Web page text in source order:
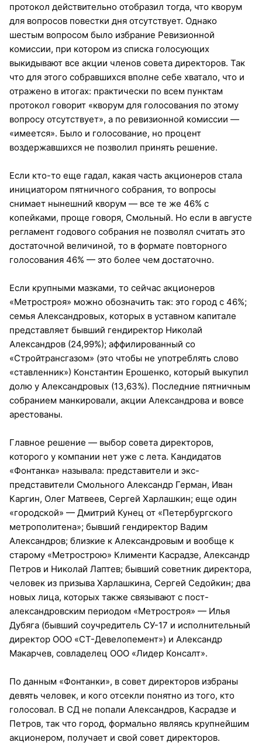
протокол действительно отобразил тогда, что кворум
для вопросов повестки дня отсутствует. Однако
шестым вопросом было избрание Ревизионной
комиссии, при котором из списка голосующих
выкидывают все акции членов совета директоров. Так
что для этого собравшихся вполне себе хватало, что и
отражено в итогах: практически по всем пунктам
протокол говорит «кворум для голосования по этому
вопросу отсутствует», а по ревизионной комиссии —
«имеется». Было и голосование, но процент
воздержавшихся не позволил принять решение.
Если кто-то еще гадал, какая часть акционеров стала
инициатором пятничного собрания, то вопросы
снимает нынешний кворум — все те же 46% с
копейками, проще говоря, Смольный. Но если в августе
регламент годового собрания не позволял считать это
достаточной величиной, то в формате повторного
голосования 46% — это более чем достаточно.
Если крупными мазками, то сейчас акционеров
«Метростроя» можно обозначить так: это город с 46%;
семья Александровых, которых в уставном капитале
представляет бывший гендиректор Николай
Александров (24,99%); аффилированный со
«Стройтрансгазом» (это чтобы не употреблять слово
«ставленник») Константин Ерошенко, который выкупил
долю у Александровых (13,63%). Последние пятничным
собранием манкировали, акции Александрова и вовсе
арестованы.
Главное решение — выбор совета директоров,
которого у компании нет уже с лета. Кандидатов
«Фонтанка» называла: представители и экс-
представители Смольного Александр Герман, Иван
Каргин, Олег Матвеев, Сергей Харлашкин; еще один
«городской» — Дмитрий Кунец от «Петербургского
метрополитена»; бывший гендиректор Вадим
Александров; близкие к Александровым и вообще к
старому «Метрострою» Клименти Касрадзе, Александр
Петров и Николай Лаптев; бывший советник директора,
человек из призыва Харлашкина, Сергей Седойкин; два
новых лица, которых также связывают с пост-
александровским периодом «Метростроя» — Илья
Дубяга (бывший соучредитель СУ-17 и исполнительный
директор ООО «СТ-Девелопемент») и Александр
Макарчев, совладелец ООО «Лидер Консалт».
По данным «Фонтанки», в совет директоров избраны
девять человек, и кого отсекли понятно из того, кто
голосовал. В СД не попали Александров, Касрадзе и
Петров, так что город, формально являясь крупнейшим
акционером, получает и свой совет директоров.